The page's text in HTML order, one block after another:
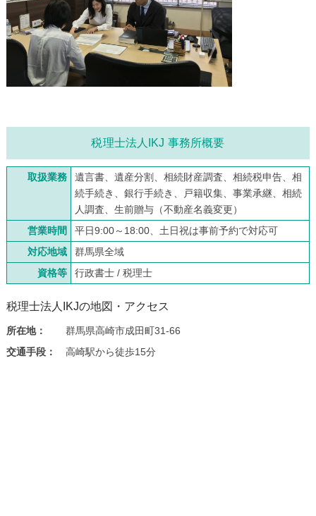
税理士法人IKJ 事務所概要
取扱業務
遺言書、遺産分割、相続財産調査、相続税申告、相
続手続き、銀行手続き、戸籍収集、事業承継、相続
人調査、生前贈与（不動産名義変更）
営業時間
平日9:00～18:00、土日祝は事前予約で対応可
対応地域
群馬県全域
資格等
行政書士 / 税理士
税理士法人IKJの地図・アクセス
所在地：
群馬県高崎市成田町31-66
交通手段：
高崎駅から徒歩15分